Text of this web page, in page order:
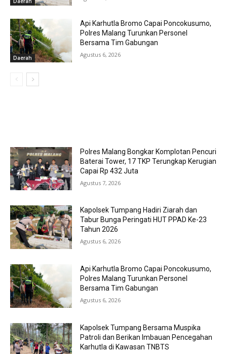
Daerah
Api Karhutla Bromo Capai Poncokusumo,
Polres Malang Turunkan Personel
Bersama Tim Gabungan
Agustus 6, 2026
Polres Malang Bongkar Komplotan Pencuri
Baterai Tower, 17 TKP Terungkap Kerugian
Capai Rp 432 Juta
Agustus 7, 2026
Kapolsek Tumpang Hadiri Ziarah dan
Tabur Bunga Peringati HUT PPAD Ke-23
Tahun 2026
Agustus 6, 2026
Api Karhutla Bromo Capai Poncokusumo,
Polres Malang Turunkan Personel
Bersama Tim Gabungan
Agustus 6, 2026
Kapolsek Tumpang Bersama Muspika
Patroli dan Berikan Imbauan Pencegahan
Karhutla di Kawasan TNBTS